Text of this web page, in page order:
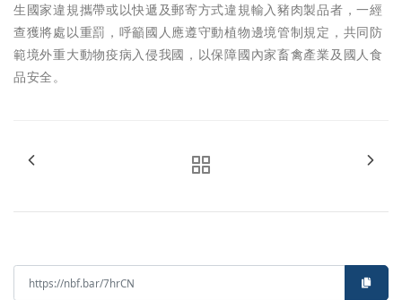
生國家違規攜帶或以快遞及郵寄方式違規輸入豬肉製品者，一經
查獲將處以重罰，呼籲國人應遵守動植物邊境管制規定，共同防
範境外重大動物疫病入侵我國，以保障國內家畜禽產業及國人食
品安全。